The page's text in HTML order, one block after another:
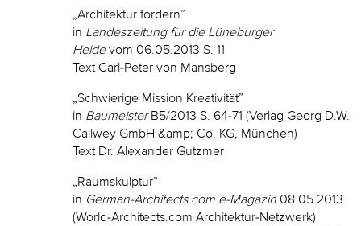
„Architektur fordern”
in Landeszeitung für die Lüneburger
Heidevom 06.05.2013 S. 11
Text Carl-Peter von Mansberg
„Schwierige Mission Kreativität”
in BaumeisterB5/2013 S. 64-71 (Verlag Georg D.W.
Callwey GmbH &amp; Co. KG, München)
Text Dr. Alexander Gutzmer
„Raumskulptur”
in German-Architects.com e-Magazin 08.05.2013
(World-Architects.com Architektur-Netzwerk)